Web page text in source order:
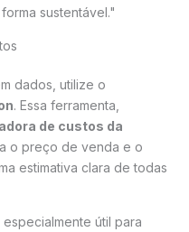
sustentável."
dados, utilize o
. Essa ferramenta,
de custos da
o preço de venda e o
estimativa clara de todas
especialmente útil para